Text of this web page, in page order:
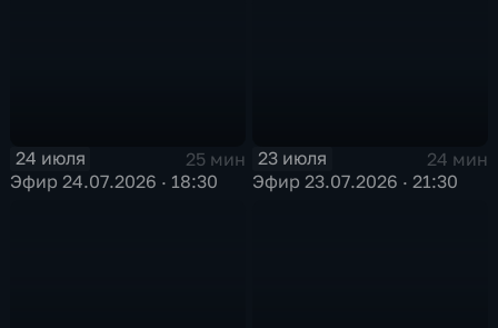
24 июля
25 мин
Эфир 24.07.2026 · 18:30
23 июля
24 мин
Эфир 23.07.2026 · 21:30